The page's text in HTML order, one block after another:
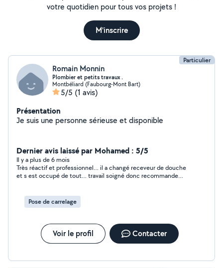
votre quotidien pour tous vos projets !
M'inscrire
Particulier
Romain Monnin
Plombier et petits travaux .
Montbéliard (Faubourg-Mont Bart)
5/5 (1 avis)
Présentation
Je suis une personne sérieuse et disponible
Dernier avis laissé par Mohamed : 5/5
Il y a plus de 6 mois
Très réactif et professionnel… il a changé receveur de douche
et s est occupé de tout… travail soigné donc recommande
je le remercie vraiment beaucoup…
Pose de carrelage
Voir le profil Contacter